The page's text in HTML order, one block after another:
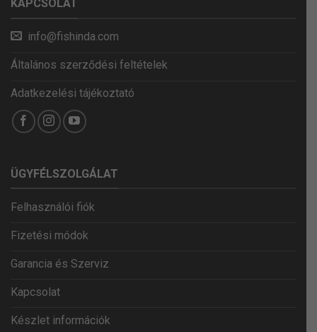
KAPCSOLAT
info@fishinda.com
Általános szerződési feltételek
Adatkezelési tájékoztató
ÜGYFÉLSZOLGÁLAT
Felhasználói fiók
Fizetési módok
Garancia és Szerviz
Kapcsolat
Készlet információk